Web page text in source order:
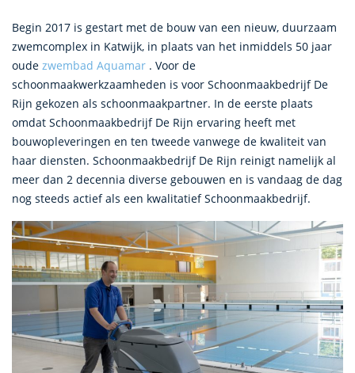
Begin 2017 is gestart met de bouw van een nieuw, duurzaam
zwemcomplex in Katwijk, in plaats van het inmiddels 50 jaar
oude zwembad Aquamar . Voor de
schoonmaakwerkzaamheden is voor Schoonmaakbedrijf De
Rijn gekozen als schoonmaakpartner. In de eerste plaats
omdat Schoonmaakbedrijf De Rijn ervaring heeft met
bouwopleveringen en ten tweede vanwege de kwaliteit van
haar diensten. Schoonmaakbedrijf De Rijn reinigt namelijk al
meer dan 2 decennia diverse gebouwen en is vandaag de dag
nog steeds actief als een kwalitatief Schoonmaakbedrijf.